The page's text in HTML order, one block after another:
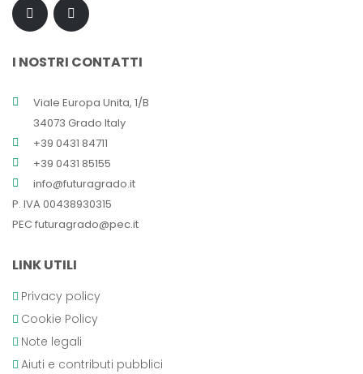
I NOSTRI CONTATTI
Viale Europa Unita, 1/B
34073 Grado Italy
+39 0431 84711
+39 0431 85155
info@futuragrado.it
P. IVA 00438930315
PECfuturagrado@pec.it
LINK UTILI
Privacy policy
Cookie Policy
Note legali
Aiuti e contributi pubblici